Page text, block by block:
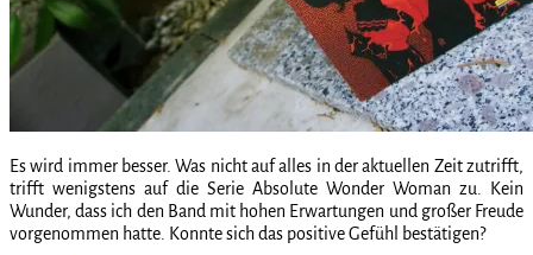
Es wird immer besser. Was nicht auf alles in der aktuellen Zeit zutrifft,
trifft wenigstens auf die Serie Absolute Wonder Woman zu. Kein
Wunder, dass ich den Band mit hohen Erwartungen und großer Freude
vorgenommen hatte. Konnte sich das positive Gefühl bestätigen?